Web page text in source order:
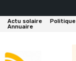
Actu solaire Politique
Annuaire